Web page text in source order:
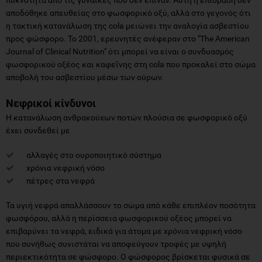
αποδόθηκε απευθείας στο φωσφορικό οξύ, αλλά στο γεγονός ότι
η τακτική κατανάλωση της cola μειώνει την αναλογία ασβεστίου
προς φώσφορο. Το 2001, ερευνητές ανέφεραν στο "The American
Journal of Clinical Nutrition" ότι μπορεί να είναι ο συνδυασμός
φωσφορικού οξέος και καφεΐνης στη cola που προκαλεί στο σώμα
αποβολή του ασβεστίου μέσω των ούρων.
Νεφρικοί κίνδυνοι
Η κατανάλωση ανθρακούχων ποτών πλούσια σε φωσφορικό οξύ
έχει συνδεθεί με
αλλαγές στο ουροποιητικό σύστημα
χρόνια νεφρική νόσο
πέτρες στα νεφρά
Τα υγιή νεφρά απαλλάσσουν το σώμα από κάθε επιπλέον ποσότητα
φωσφόρου, αλλά η περίσσεια φωσφορικού οξέος μπορεί να
επιβαρύνει τα νεφρά, ειδικά για άτομα με χρόνια νεφρική νόσο
που συνήθως συνιστάται να αποφεύγουν τροφές με υψηλή
περιεκτικότητα σε φώσφορο. Ο φώσφορος βρίσκεται φυσικά σε